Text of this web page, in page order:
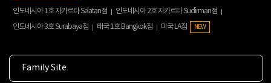
인도네시아 1호 자카르타 Selatan점
인도네시아 2호 자카르타 Sudirman점
인도네시아 3호 Surabaya점
태국 1호 Bangkok점 미국 LA점 NEW
Family Site